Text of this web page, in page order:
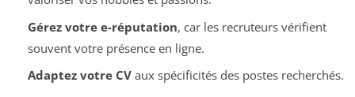
Gérez votre e-réputation, car les recruteurs vérifient
souvent votre présence en ligne.
Adaptez votre CVaux spécificités des postes recherchés.